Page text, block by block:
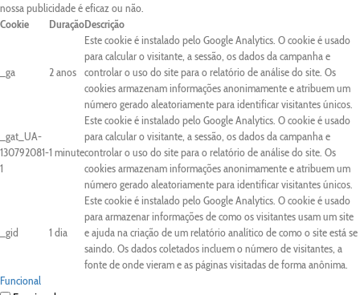
nossa publicidade é eficaz ou não.
Cookie
DuraçãoDescrição
_ga 2 anos
Este cookie é instalado pelo Google Analytics. O cookie é usado
para calcular o visitante, a sessão, os dados da campanha e
controlar o uso do site para o relatório de análise do site. Os
cookies armazenam informações anonimamente e atribuem um
número gerado aleatoriamente para identificar visitantes únicos.
_gat_UA-
130792081-
1
1 minute
Este cookie é instalado pelo Google Analytics. O cookie é usado
para calcular o visitante, a sessão, os dados da campanha e
controlar o uso do site para o relatório de análise do site. Os
cookies armazenam informações anonimamente e atribuem um
número gerado aleatoriamente para identificar visitantes únicos.
_gid 1 dia
Este cookie é instalado pelo Google Analytics. O cookie é usado
para armazenar informações de como os visitantes usam um site
e ajuda na criação de um relatório analítico de como o site está se
saindo. Os dados coletados incluem o número de visitantes, a
fonte de onde vieram e as páginas visitadas de forma anônima.
Funcional